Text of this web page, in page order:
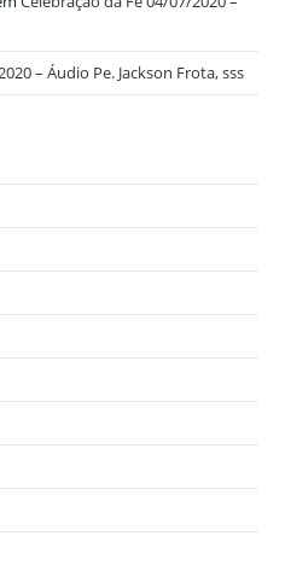
– Áudio Pe. Jackson Frota, sss